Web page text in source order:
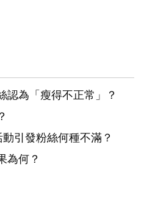
認為「瘦得不正常」？
引發粉絲何種不滿？
為何？